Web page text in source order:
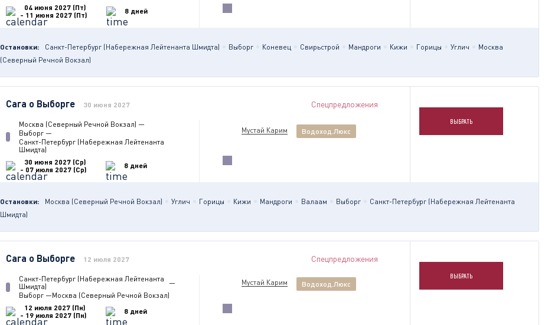
04 июня 2027 (Пт)
- 11 июня 2027 (Пт)
8 дней
Остановки: Санкт-Петербург (Набережная Лейтенанта Шмидта) Выборг Коневец Свирьстрой Мандроги Кижи Горицы Углич
Москва
(Северный Речной Вокзал)
Сага о Выборге 30 июня 2027 Спецпредложения
Москва (Северный Речной Вокзал) —
Выборг —
Санкт-Петербург (Набережная Лейтенанта
Шмидта)
30 июня 2027 (Ср)
- 07 июля 2027 (Ср)
8 дней
Мустай Карим Водоход.Люкс
ВЫБРАТЬ
Остановки: Москва (Северный Речной Вокзал) Углич Горицы Кижи Мандроги Валаам Выборг
Санкт-Петербург (Набережная Лейтенанта
Шмидта)
Сага о Выборге 12 июля 2027 Спецпредложения
Санкт-Петербург (Набережная Лейтенанта
Шмидта)
—
Выборг —Москва (Северный Речной Вокзал)
12 июля 2027 (Пн)
- 19 июля 2027 (Пн)
8 дней
Мустай Карим Водоход.Люкс
ВЫБРАТЬ